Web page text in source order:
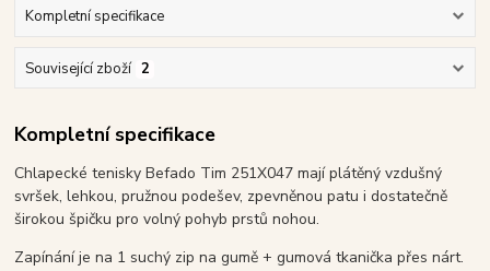
Kompletní specifikace
Související zboží 2
Kompletní specifikace
Chlapecké tenisky Befado Tim 251X047 mají plátěný vzdušný
svršek, lehkou, pružnou podešev, zpevněnou patu i dostatečně
širokou špičku pro volný pohyb prstů nohou.
Zapínání je na 1 suchý zip na gumě + gumová tkanička přes nárt.